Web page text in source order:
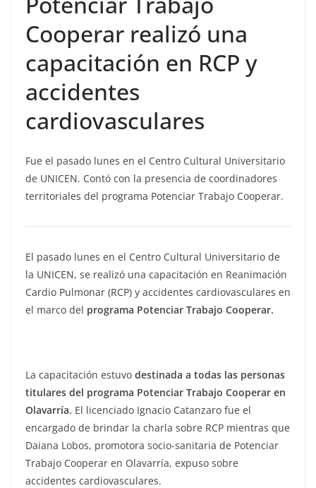
Cooperar realizó una
capacitación en RCP y
accidentes
cardiovasculares
Fue el pasado lunes en el Centro Cultural Universitario
de UNICEN. Contó con la presencia de coordinadores
territoriales del programa Potenciar Trabajo Cooperar.
El pasado lunes en el Centro Cultural Universitario de
la UNICEN, se realizó una capacitación en Reanimación
Cardio Pulmonar (RCP) y accidentes cardiovasculares en
el marco del programa Potenciar Trabajo Cooperar.
La capacitación estuvo destinada a todas las personas
titulares del programa Potenciar Trabajo Cooperar en
Olavarría. El licenciado Ignacio Catanzaro fue el
encargado de brindar la charla sobre RCP mientras que
Daiana Lobos, promotora socio-sanitaria de Potenciar
Trabajo Cooperar en Olavarría, expuso sobre
accidentes cardiovasculares.